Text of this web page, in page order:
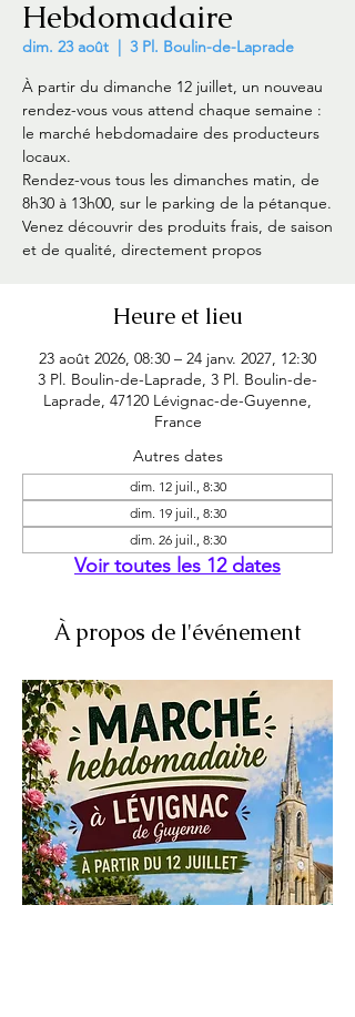
Hebdomadaire
dim. 23 août
  |
3 Pl. Boulin-de-Laprade
À partir du dimanche 12 juillet, un nouveau
rendez-vous vous attend chaque semaine :
le marché hebdomadaire des producteurs
locaux.
Rendez-vous tous les dimanches matin, de
8h30 à 13h00, sur le parking de la pétanque.
Venez découvrir des produits frais, de saison
et de qualité, directement propos
Heure et lieu
23 août 2026, 08:30 – 24 janv. 2027, 12:30
3 Pl. Boulin-de-Laprade, 3 Pl. Boulin-de-
Laprade, 47120 Lévignac-de-Guyenne,
France
Autres dates
dim. 12 juil., 8:30
dim. 19 juil., 8:30
dim. 26 juil., 8:30
Voir toutes les 12 dates
À propos de l'événement